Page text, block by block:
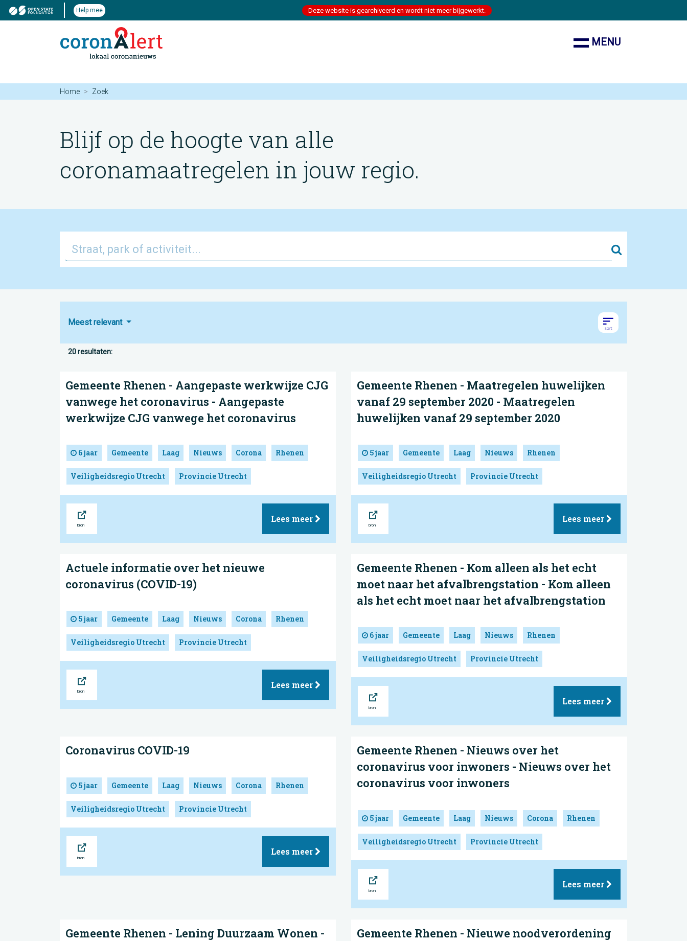
Help mee Deze website is gearchiveerd en wordt niet meer bijgewerkt.
MENU
Home Zoek
Blijf op de hoogte van alle
coronamaatregelen in jouw regio.
Zoek
Meest relevant
20 resultaten:
Gemeente Rhenen - Aangepaste werkwijze CJG
vanwege het coronavirus - Aangepaste
werkwijze CJG vanwege het coronavirus
6 jaar Gemeente Laag Nieuws Corona Rhenen
Veiligheidsregio Utrecht Provincie Utrecht
Lees meer
Gemeente Rhenen - Maatregelen huwelijken
vanaf 29 september 2020 - Maatregelen
huwelijken vanaf 29 september 2020
5 jaar Gemeente Laag Nieuws Rhenen
Veiligheidsregio Utrecht Provincie Utrecht
Lees meer
Actuele informatie over het nieuwe
coronavirus (COVID-19)
5 jaar Gemeente Laag Nieuws Corona Rhenen
Veiligheidsregio Utrecht Provincie Utrecht
Lees meer
Gemeente Rhenen - Kom alleen als het echt
moet naar het afvalbrengstation - Kom alleen
als het echt moet naar het afvalbrengstation
6 jaar Gemeente Laag Nieuws Rhenen
Veiligheidsregio Utrecht Provincie Utrecht
Lees meer
Coronavirus COVID-19
5 jaar Gemeente Laag Nieuws Corona Rhenen
Veiligheidsregio Utrecht Provincie Utrecht
Lees meer
Gemeente Rhenen - Nieuws over het
coronavirus voor inwoners - Nieuws over het
coronavirus voor inwoners
5 jaar Gemeente Laag Nieuws Corona Rhenen
Veiligheidsregio Utrecht Provincie Utrecht
Lees meer
Gemeente Rhenen - Lening Duurzaam Wonen -
Gemeente Rhenen - Nieuwe noodverordening